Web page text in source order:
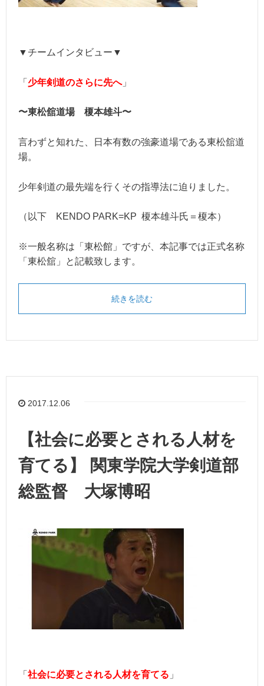
▼チームインタビュー▼
「 少年剣道のさらに先へ」
〜東松舘道場 榎本雄斗〜
言わずと知れた、日本有数の強豪道場である東松舘道
場。
少年剣道の最先端を行くその指導法に迫りました。
（以下 KENDO PARK=KP 榎本雄斗氏＝榎本）
※一般名称は「東松館」ですが、本記事では正式名称
「東松舘」と記載致します。
続きを読む
2017.12.06
【社会に必要とされる人材を
育てる】 関東学院大学剣道部
総監督 大塚博昭
「 社会に必要とされる人材を育てる 」